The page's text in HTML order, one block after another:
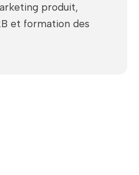
produit,
et formation des